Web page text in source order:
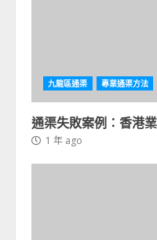
九龍區通渠 專業通渠方法
通渠失敗案例：香港
1 年 ago